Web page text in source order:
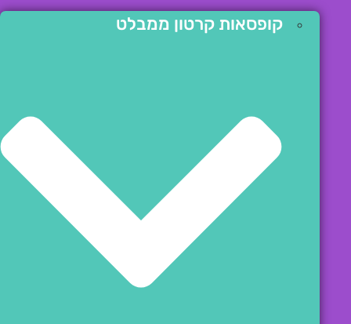
קופסאות קרטון ממבלט